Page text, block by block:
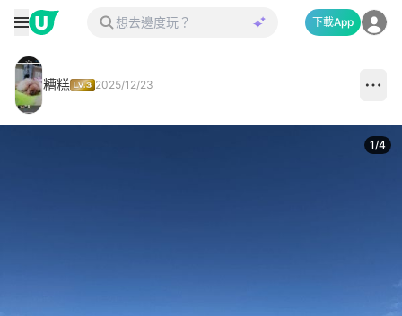
下載App
糟糕 2025/12/23
1/4